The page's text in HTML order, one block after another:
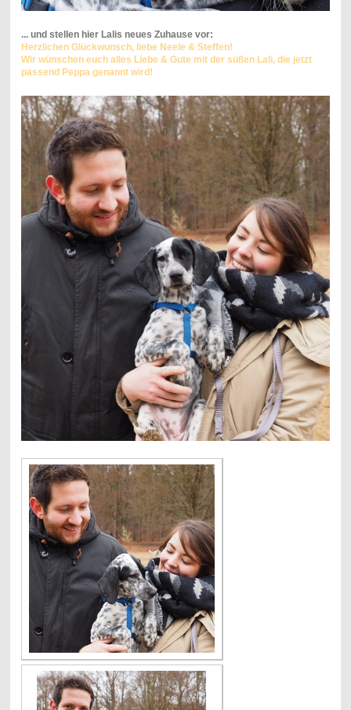
... und stellen hier Lalis neues Zuhause vor:
Herzlichen Glückwunsch, liebe Neele & Steffen!
Wir wünschen euch alles Liebe & Gute mit der süßen Lali, die jetzt
passend Peppa genannt wird!